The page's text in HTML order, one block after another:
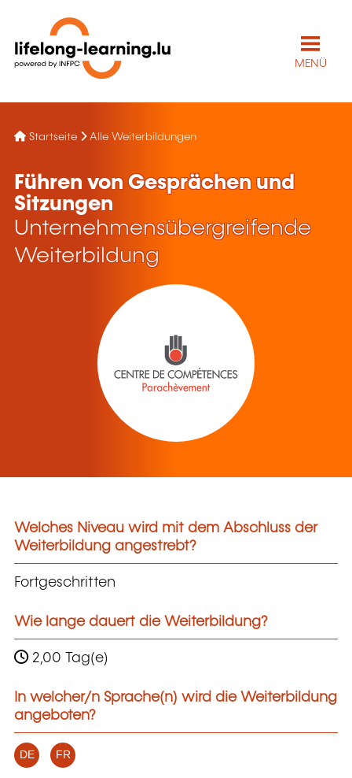
MENÜ
Startseite Alle Weiterbildungen
Führen von Gesprächen und
Sitzungen
Unternehmensübergreifende
Weiterbildung
Welches Niveau wird mit dem Abschluss der
Weiterbildung angestrebt?
Fortgeschritten
Wie lange dauert die Weiterbildung?
2,00 Tag(e)
In welcher/n Sprache(n) wird die Weiterbildung
angeboten?
DE FR